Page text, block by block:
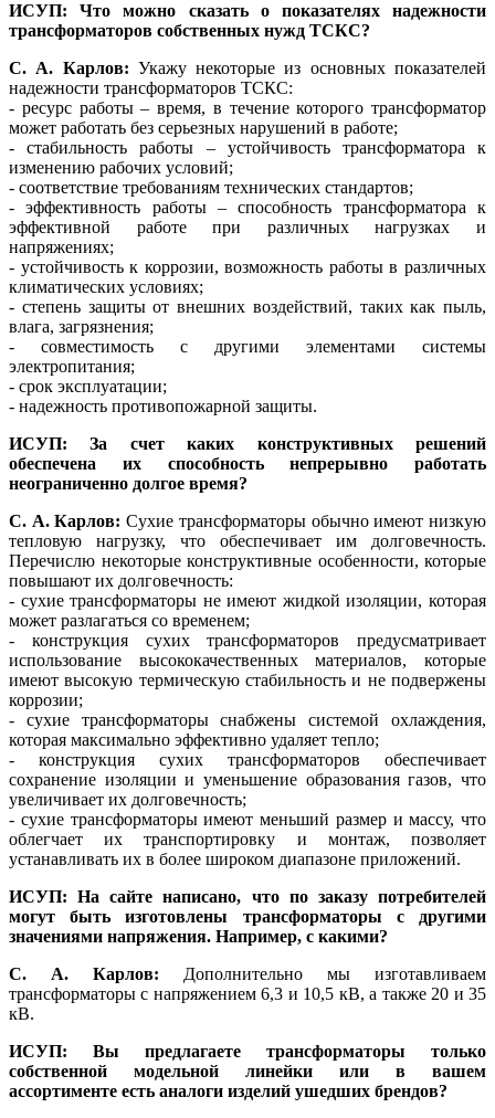
ИСУП: Что можно сказать о показателях надежности
трансформаторов собственных нужд ТСКС?
С. А. Карлов: Укажу некоторые из основных показателей
надежности трансформаторов ТСКС:
- ресурс работы – время, в течение которого трансформатор
может работать без серьезных нарушений в работе;
- стабильность работы – устойчивость трансформатора к
изменению рабочих условий;
- соответствие требованиям технических стандартов;
- эффективность работы – способность трансформатора к
эффективной работе при различных нагрузках и
напряжениях;
- устойчивость к коррозии, возможность работы в различных
климатических условиях;
- степень защиты от внешних воздействий, таких как пыль,
влага, загрязнения;
- совместимость с другими элементами системы
электропитания;
- срок эксплуатации;
- надежность противопожарной защиты.
ИСУП: За счет каких конструктивных решений
обеспечена их способность непрерывно работать
неограниченно долгое время?
С. А. Карлов: Сухие трансформаторы обычно имеют низкую
тепловую нагрузку, что обеспечивает им долговечность.
Перечислю некоторые конструктивные особенности, которые
повышают их долговечность:
- сухие трансформаторы не имеют жидкой изоляции, которая
может разлагаться со временем;
- конструкция сухих трансформаторов предусматривает
использование высококачественных материалов, которые
имеют высокую термическую стабильность и не подвержены
коррозии;
- сухие трансформаторы снабжены системой охлаждения,
которая максимально эффективно удаляет тепло;
- конструкция сухих трансформаторов обеспечивает
сохранение изоляции и уменьшение образования газов, что
увеличивает их долговечность;
- сухие трансформаторы имеют меньший размер и массу, что
облегчает их транспортировку и монтаж, позволяет
устанавливать их в более широком диапазоне приложений.
ИСУП: На сайте написано, что по заказу потребителей
могут быть изготовлены трансформаторы с другими
значениями напряжения. Например, с какими?
С. А. Карлов: Дополнительно мы изготавливаем
трансформаторы с напряжением 6,3 и 10,5 кВ, а также 20 и 35
кВ.
ИСУП: Вы предлагаете трансформаторы только
собственной модельной линейки или в вашем
ассортименте есть аналоги изделий ушедших брендов?